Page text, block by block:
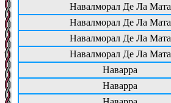
Навалморал Де Ла Мата
Навалморал Де Ла Мата
Навалморал Де Ла Мата
Навалморал Де Ла Мата
Наварра
Наварра